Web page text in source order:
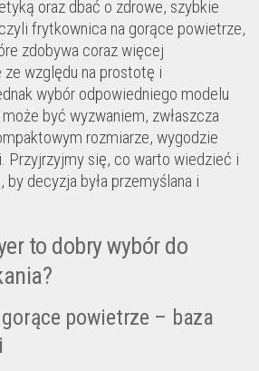
oraz dbać o zdrowe, szybkie
frytkownica na gorące powietrze,
zdobywa coraz więcej
ze względu na prostotę i
wybór odpowiedniego modelu
być wyzwaniem, zwłaszcza
rozmiarze, wygodzie
Przyjrzyjmy się, co warto wiedzieć i
decyzja była przemyślana i
to dobry wybór do
powietrze – baza